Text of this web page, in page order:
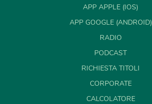
APP APPLE (IOS)
APP GOOGLE (ANDROID)
RADIO
PODCAST
RICHIESTA TITOLI
CORPORATE
CALCOLATORE